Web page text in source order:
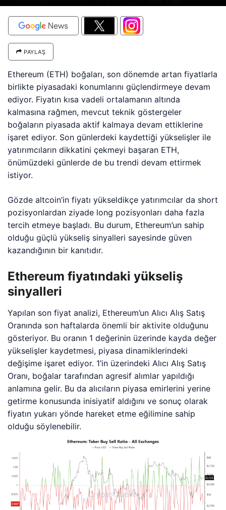
PAYLAŞ
Ethereum (ETH) boğaları, son dönemde artan fiyatlarla
birlikte piyasadaki konumlarını güçlendirmeye devam
ediyor. Fiyatın kısa vadeli ortalamanın altında
kalmasına rağmen, mevcut teknik göstergeler
boğaların piyasada aktif kalmaya devam ettiklerine
işaret ediyor. Son günlerdeki kaydettiği yükselişler ile
yatırımcıların dikkatini çekmeyi başaran ETH,
önümüzdeki günlerde de bu trendi devam ettirmek
istiyor.
Gözde altcoin’in fiyatı yükseldikçe yatırımcılar da short
pozisyonlardan ziyade long pozisyonları daha fazla
tercih etmeye başladı. Bu durum, Ethereum’un sahip
olduğu güçlü yükseliş sinyalleri sayesinde güven
kazandığının bir kanıtıdır.
Ethereum fiyatındaki yükseliş
sinyalleri
Yapılan son fiyat analizi, Ethereum’un Alıcı Alış Satış
Oranında son haftalarda önemli bir aktivite olduğunu
gösteriyor. Bu oranın 1 değerinin üzerinde kayda değer
yükselişler kaydetmesi, piyasa dinamiklerindeki
değişime işaret ediyor. 1’in üzerindeki Alıcı Alış Satış
Oranı, boğalar tarafından agresif alımlar yapıldığı
anlamına gelir. Bu da alıcıların piyasa emirlerini yerine
getirme konusunda inisiyatif aldığını ve sonuç olarak
fiyatın yukarı yönde hareket etme eğilimine sahip
olduğu söylenebilir.